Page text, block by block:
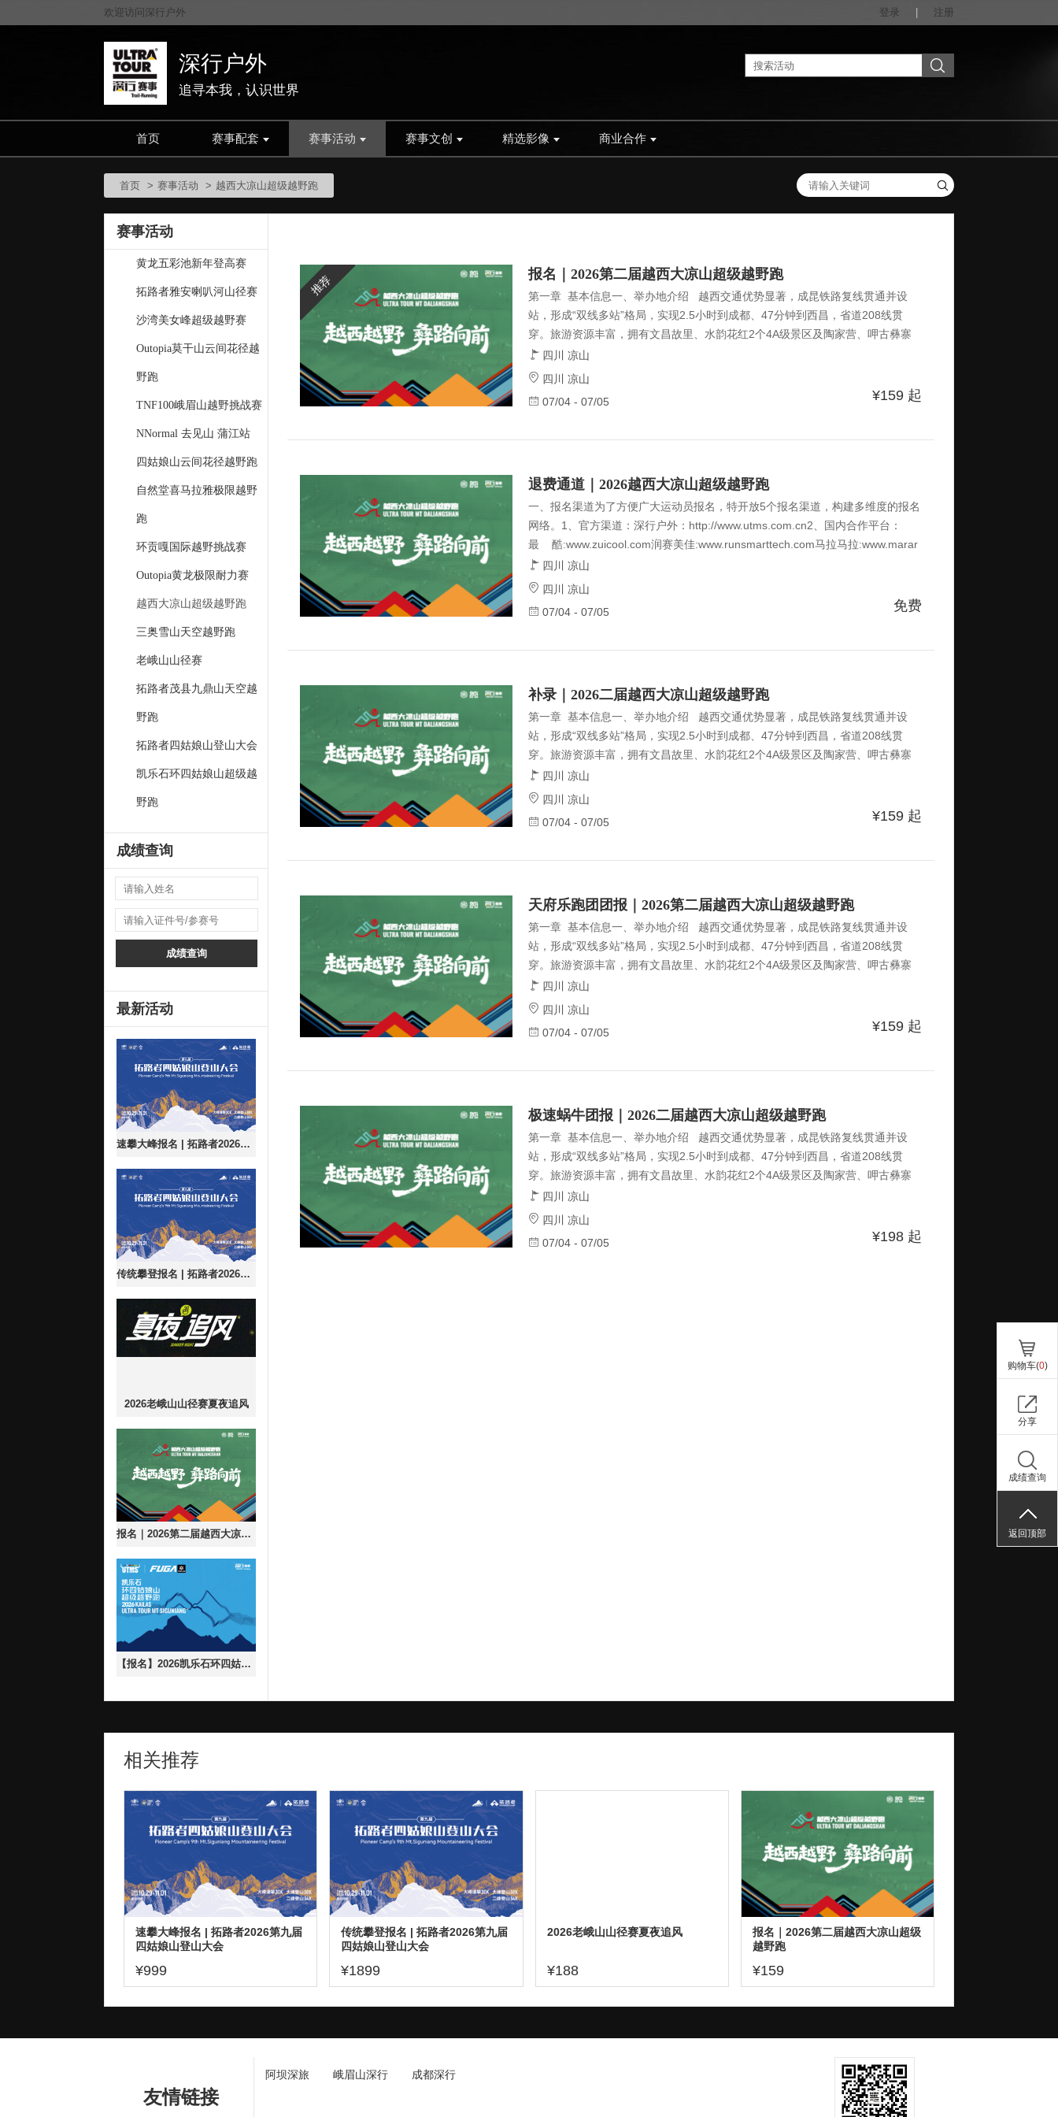
欢迎访问深行户外 登录 注册
深行户外
追寻本我，认识世界
首页 赛事配套 赛事活动 赛事文创 精选影像 商业合作
首页 赛事活动 越西大凉山超级越野跑
赛事活动
黄龙五彩池新年登高赛
拓路者雅安喇叭河山径赛
沙湾美女峰超级越野赛
Outopia莫干山云间花径越
野跑
TNF100峨眉山越野挑战赛
NNormal 去见山 蒲江站
四姑娘山云间花径越野跑
自然堂喜马拉雅极限越野
跑
环贡嘎国际越野挑战赛
Outopia黄龙极限耐力赛
越西大凉山超级越野跑
三奥雪山天空越野跑
老峨山山径赛
拓路者茂县九鼎山天空越
野跑
拓路者四姑娘山登山大会
凯乐石环四姑娘山超级越
野跑
成绩查询
成绩查询
最新活动
速攀大峰报名 | 拓路者2026第九届四姑娘山登山大会
传统攀登报名 | 拓路者2026第九届四姑娘山登山大会
2026老峨山山径赛夏夜追风
报名｜2026第二届越西大凉山超级越野跑
【报名】2026凯乐石环四姑娘山超级越野跑
推荐 报名｜2026第二届越西大凉山超级越野跑
第一章 基本信息一、举办地介绍 越西交通优势显著，成昆铁路复线贯通并设
站，形成“双线多站”格局，实现2.5小时到成都、47分钟到西昌，省道208线贯
穿。旅游资源丰富，拥有文昌故里、水韵花红2个4A级景区及陶家营、呷古彝寨
等3A级景区，融合文昌文化、南丝路文化、红色文化、古蜀文化和民族文化等五
大文化，年均气温13℃，获“中国避暑旅游目的地”、“气候宜居城市”称号，森林覆
盖率41.54%，生态与人文景观兼备。（一）赛道核心特色今年赛道将保留经典、
升级竞技：延续首届 20km、31km、42km 三条经典赛道，同时新增笔塔登峰10k
四川 凉山
四川 凉山
07/04 - 07/05
¥159 起
退费通道｜2026越西大凉山超级越野跑
一、报名渠道为了方便广大运动员报名，特开放5个报名渠道，构建多维度的报名
网络。1、官方渠道：深行户外：http://www.utms.com.cn2、国内合作平台：
最 酷:www.zuicool.com润赛美佳:www.runsmarttech.com马拉马拉:www.marar
un.com 东软赛客:www.geexek.com二、取消报名及退费政策赛事组别价格
报名金额(元)退费金额（元）2026年5月14日至5月21日24:00期间2026年5月22
日24:00后至5月29日24:00前2026年5月29日24:00后笔塔登峰10km正常价1591
59 79不退费，赛后寄参赛包南方丝路20km正常价299239 150 文昌碉韵31km正
四川 凉山
四川 凉山
07/04 - 07/05
免费
补录｜2026二届越西大凉山超级越野跑
第一章 基本信息一、举办地介绍 越西交通优势显著，成昆铁路复线贯通并设
站，形成“双线多站”格局，实现2.5小时到成都、47分钟到西昌，省道208线贯
穿。旅游资源丰富，拥有文昌故里、水韵花红2个4A级景区及陶家营、呷古彝寨
等3A级景区，融合文昌文化、南丝路文化、红色文化、古蜀文化和民族文化等五
大文化，年均气温13℃，获“中国避暑旅游目的地”、“气候宜居城市”称号，森林覆
盖率41.54%，生态与人文景观兼备。（一）赛道核心特色今年赛道将保留经典、
升级竞技：延续首届 20km、31km、42km 三条经典赛道，同时新增笔塔登峰10k
四川 凉山
四川 凉山
07/04 - 07/05
¥159 起
天府乐跑团团报｜2026第二届越西大凉山超级越野跑
第一章 基本信息一、举办地介绍 越西交通优势显著，成昆铁路复线贯通并设
站，形成“双线多站”格局，实现2.5小时到成都、47分钟到西昌，省道208线贯
穿。旅游资源丰富，拥有文昌故里、水韵花红2个4A级景区及陶家营、呷古彝寨
等3A级景区，融合文昌文化、南丝路文化、红色文化、古蜀文化和民族文化等五
大文化，年均气温13℃，获“中国避暑旅游目的地”、“气候宜居城市”称号，森林覆
盖率41.54%，生态与人文景观兼备。（一）赛道核心特色今年赛道将保留经典、
升级竞技：延续首届 20km、31km、42km 三条经典赛道，同时新增笔塔登峰10k
四川 凉山
四川 凉山
07/04 - 07/05
¥159 起
极速蜗牛团报｜2026二届越西大凉山超级越野跑
第一章 基本信息一、举办地介绍 越西交通优势显著，成昆铁路复线贯通并设
站，形成“双线多站”格局，实现2.5小时到成都、47分钟到西昌，省道208线贯
穿。旅游资源丰富，拥有文昌故里、水韵花红2个4A级景区及陶家营、呷古彝寨
等3A级景区，融合文昌文化、南丝路文化、红色文化、古蜀文化和民族文化等五
大文化，年均气温13℃，获“中国避暑旅游目的地”、“气候宜居城市”称号，森林覆
盖率41.54%，生态与人文景观兼备。（一）赛道核心特色今年赛道将保留经典、
升级竞技：延续首届 20km、31km、42km 三条经典赛道，同时新增笔塔登峰10k
四川 凉山
四川 凉山
07/04 - 07/05
¥198 起
相关推荐
速攀大峰报名 | 拓路者2026第九届
四姑娘山登山大会
¥999
传统攀登报名 | 拓路者2026第九届
四姑娘山登山大会
¥1899
2026老峨山山径赛夏夜追风
¥188
报名｜2026第二届越西大凉山超级
越野跑
¥159
友情链接
阿坝深旅 峨眉山深行 成都深行
购物车(0)
分享
成绩查询
返回顶部